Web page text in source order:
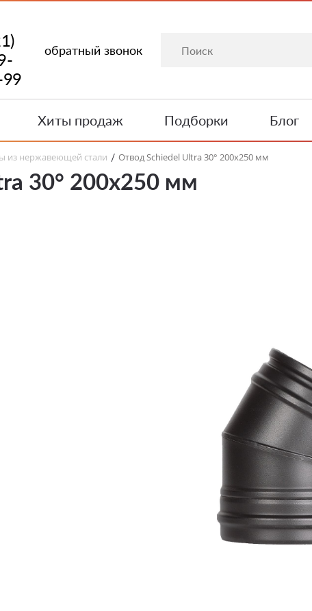
обратный звонок
Хиты продаж Подборки Блог
из нержавеющей стали / Отвод Schiedel Ultra 30° 200х250 мм
30° 200х250 мм